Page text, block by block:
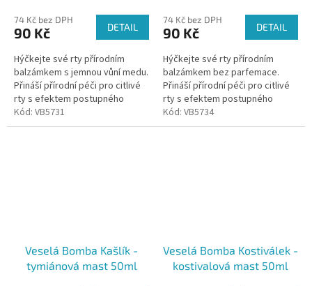
74 Kč bez DPH
90 Kč DETAIL
Hýčkejte své rty přírodním
balzámkem s jemnou vůní medu.
Přináší přírodní péči pro citlivé
rty s efektem postupného
vstřebávání pro dlouhodobý
účinek. Rty hydratuje,...
Kód: VB5731
74 Kč bez DPH
90 Kč DETAIL
Hýčkejte své rty přírodním
balzámkem bez parfemace.
Přináší přírodní péči pro citlivé
rty s efektem postupného
vstřebávání pro dlouhodobý
účinek. Rty hydratuje,...
Kód: VB5734
Veselá Bomba Kašlík -
tymiánová mast 50ml
Veselá Bomba Kostiválek -
kostivalová mast 50ml